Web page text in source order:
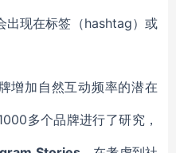
出现在标签（hashtag）或
牌增加自然互动频率的潜在
多个品牌进行了研究，